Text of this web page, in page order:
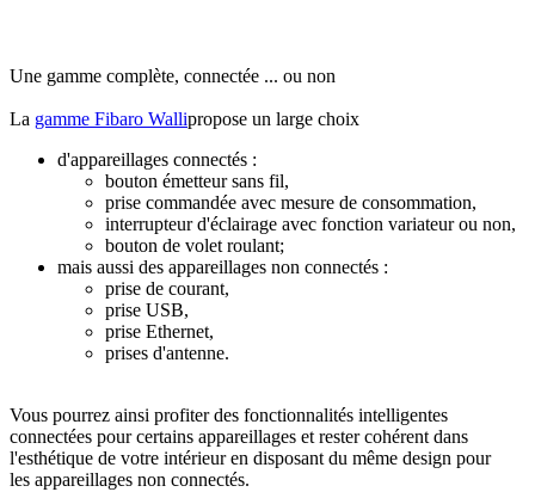
Une gamme complète, connectée ... ou non
La gamme Fibaro Wallipropose un large choix
d'appareillages connectés :
bouton émetteur sans fil,
prise commandée avec mesure de consommation,
interrupteur d'éclairage avec fonction variateur ou non,
bouton de volet roulant;
mais aussi des appareillages non connectés :
prise de courant,
prise USB,
prise Ethernet,
prises d'antenne.
Vous pourrez ainsi profiter des fonctionnalités intelligentes
connectées pour certains appareillages et rester cohérent dans
l'esthétique de votre intérieur en disposant du même design pour
les appareillages non connectés.